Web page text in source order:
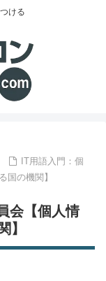
ける
IT用語入門：個
国の機関】
会【個人情
】